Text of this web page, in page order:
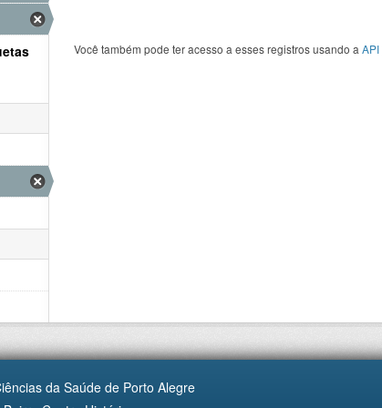
Você também pode ter acesso a esses registros usando a API
da Saúde de Porto Alegre